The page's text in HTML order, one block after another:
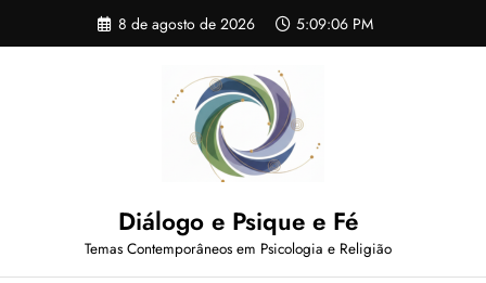
o
8 de agosto de 2026 5:09:06 PM
Diálogo e Psique e Fé
Temas Contemporâneos em Psicologia e Religião